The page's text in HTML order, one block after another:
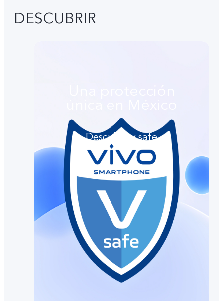
DESCUBRIR
Descubre v.safe